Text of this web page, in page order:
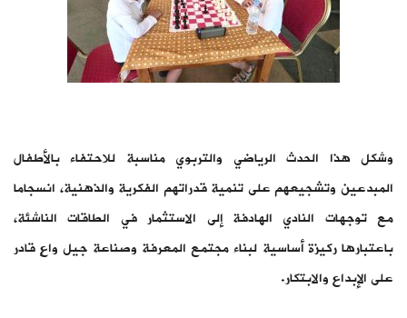
وشكل هذا الحدث الرياضي والتربوي مناسبة للاحتفاء بالأطفال
المبدعين وتشجيعهم على تنمية قدراتهم الفكرية والذهنية، انسجاما
مع توجهات النادي الهادفة إلى الاستثمار في الطاقات الناشئة،
باعتبارها ركيزة أساسية لبناء مجتمع المعرفة وصناعة جيل واعٍ قادر
على الإبداع والابتكار.